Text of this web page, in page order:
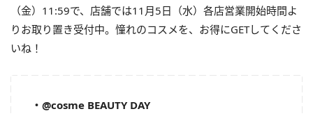
（金）11:59で、店舗では11月5日（水）各店営業開始時間よ
りお取り置き受付中。憧れのコスメを、お得にGETしてくださ
いね！
・@cosme BEAUTY DAY